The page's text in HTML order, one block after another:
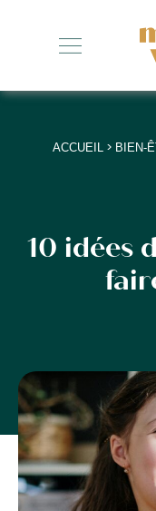
+
+
+
+
ACCUEIL> BIEN-
10 idées